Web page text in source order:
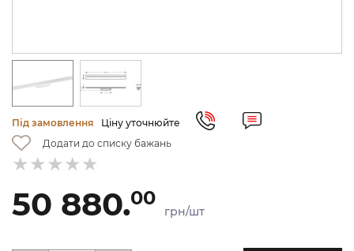
Під замовлення
Ціну уточнюйте
Додати до списку бажань
50 880.00
грн/шт